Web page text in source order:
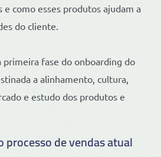
e como esses produtos ajudam a
do cliente.
primeira fase do onboarding do
a alinhamento, cultura,
e estudo dos produtos e
de vendas atual